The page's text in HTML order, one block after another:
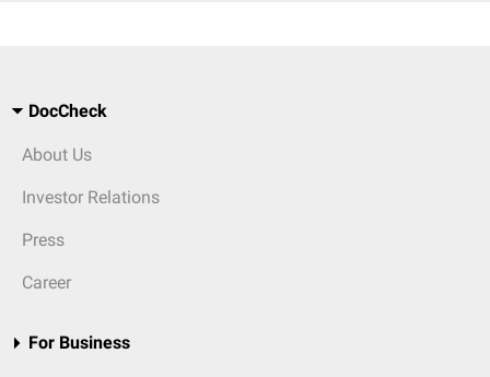
DocCheck
About Us
Investor Relations
Press
Career
For Business